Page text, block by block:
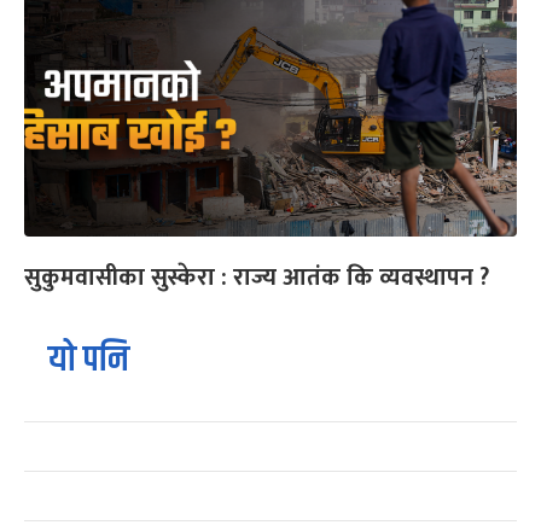
सुकुमवासीका सुस्केरा : राज्य आतंक कि व्यवस्थापन ?
यो पनि